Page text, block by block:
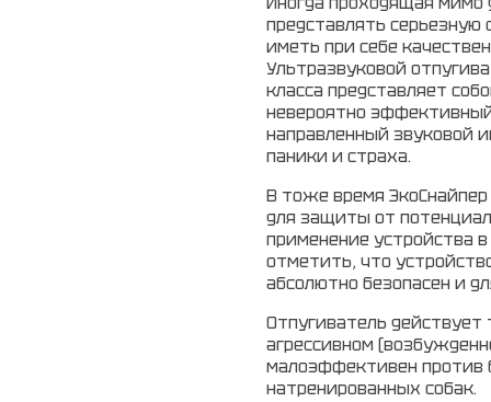
представлять
иметь при себе
Ультразвуковой
класса представляет
невероятно
направленный звуковой
паники и страха.
В тоже время
для защиты от
применение устройства
отметить, что
абсолютно безопасен и
Отпугиватель
агрессивном
малоэффективен против
натренированных собак.